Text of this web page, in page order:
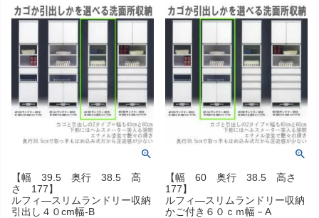
【幅 39.5 奥行 38.5 高
さ 177】
ルフィ―スリムランドリー収納
引出し４０cm幅-B
【幅 60 奥行 38.5 高さ
177】
ルフィ―スリムランドリー収納
かご付き６０ｃｍ幅－A